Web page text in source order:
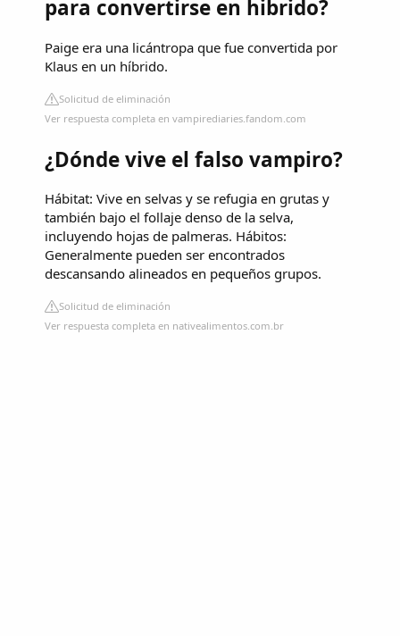
para convertirse en hibrido?
Paige era una licántropa que fue convertida por
Klaus en un híbrido.
Solicitud de eliminación
Ver respuesta completa en vampirediaries.fandom.com
¿Dónde vive el falso vampiro?
Hábitat: Vive en selvas y se refugia en grutas y
también bajo el follaje denso de la selva,
incluyendo hojas de palmeras. Hábitos:
Generalmente pueden ser encontrados
descansando alineados en pequeños grupos.
Solicitud de eliminación
Ver respuesta completa en nativealimentos.com.br